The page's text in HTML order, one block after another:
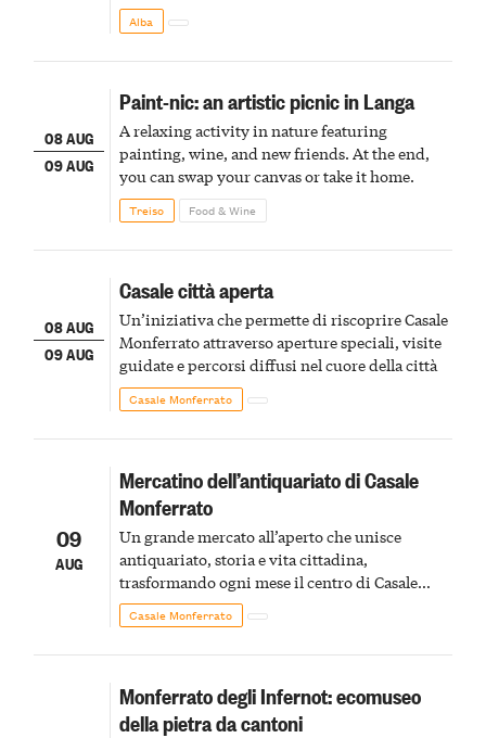
Alba
08 AUG
09 AUG
Paint-nic: an artistic picnic in Langa
A relaxing activity in nature featuring
painting, wine, and new friends. At the end,
you can swap your canvas or take it home.
Treiso Food & Wine
08 AUG
09 AUG
Casale città aperta
Un’iniziativa che permette di riscoprire Casale
Monferrato attraverso aperture speciali, visite
guidate e percorsi diffusi nel cuore della città
Casale Monferrato
09
AUG
Mercatino dell’antiquariato di Casale
Monferrato
Un grande mercato all’aperto che unisce
antiquariato, storia e vita cittadina,
trasformando ogni mese il centro di Casale
Monferrato in un luogo di scoperta e racconto
Casale Monferrato
Monferrato degli Infernot: ecomuseo
della pietra da cantoni